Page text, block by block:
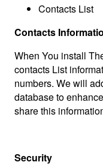
Contacts List
Contacts
When You install
contacts List
numbers. We will
database to
share this
Security